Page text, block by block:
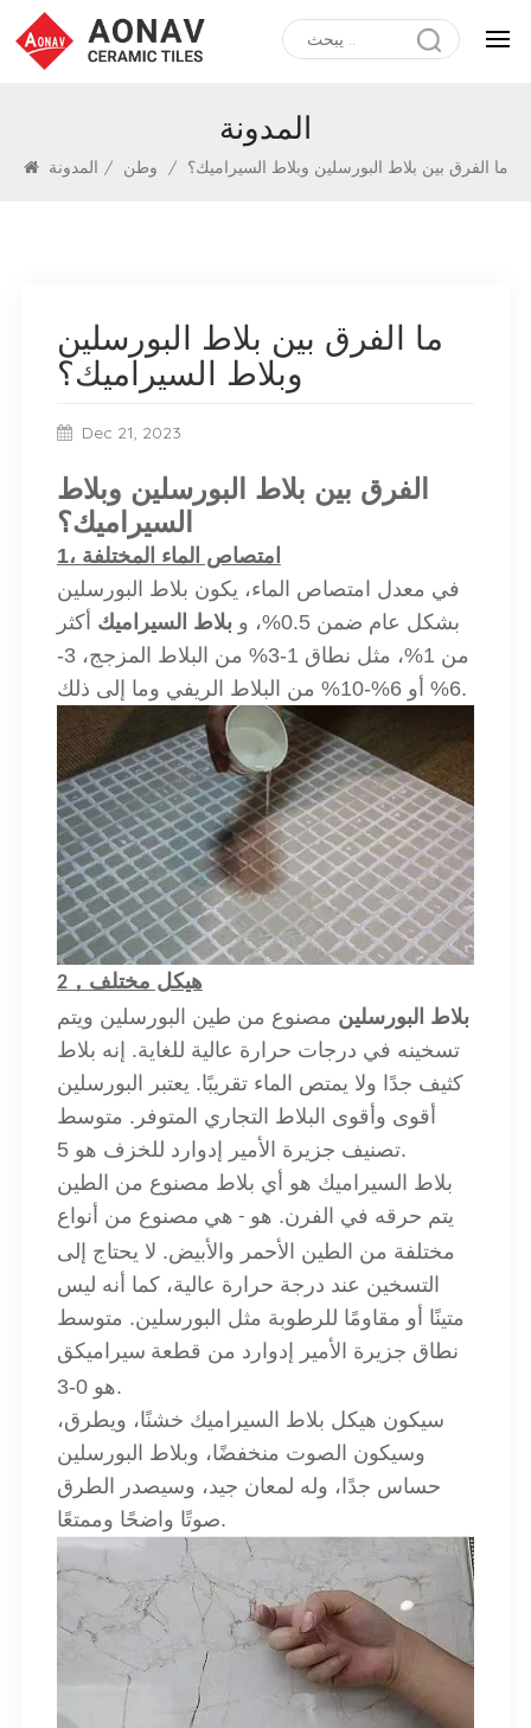
المدونة
وطن / المدونة / ما الفرق بين بلاط البورسلين وبلاط السيراميك؟
ما الفرق بين بلاط البورسلين
وبلاط السيراميك؟
Dec 21, 2023
الفرق بين بلاط البورسلين وبلاط
السيراميك؟
1، امتصاص الماء المختلفة
في معدل امتصاص الماء، يكون بلاط البورسلين
بشكل عام ضمن 0.5%، و
بلاط السيراميك أكثر
من 1%، مثل نطاق 1-3% من البلاط المزجج، 3-
6% أو 6%-10% من البلاط الريفي وما إلى ذلك.
2， هيكل مختلف
بلاط البورسلين مصنوع من طين البورسلين ويتم
تسخينه في درجات حرارة عالية للغاية. إنه بلاط
كثيف جدًا ولا يمتص الماء تقريبًا. يعتبر البورسلين
أقوى وأقوى البلاط التجاري المتوفر. متوسط
تصنيف جزيرة الأمير إدوارد للخزف هو 5.
بلاط السيراميك هو أي بلاط مصنوع من الطين
يتم حرقه في الفرن. هو - هي مصنوع من أنواع
مختلفة من الطين الأحمر والأبيض. لا يحتاج إلى
التسخين عند درجة حرارة عالية، كما أنه ليس
متينًا أو مقاومًا للرطوبة مثل البورسلين. متوسط
نطاق جزيرة الأمير إدوارد من قطعة سيراميكق
هو 0-3.
سيكون هيكل بلاط السيراميك خشنًا، ويطرق،
وسيكون الصوت منخفضًا، وبلاط البورسلين
حساس جدًا، وله لمعان جيد، وسيصدر الطرق
صوتًا واضحًا وممتعًا.